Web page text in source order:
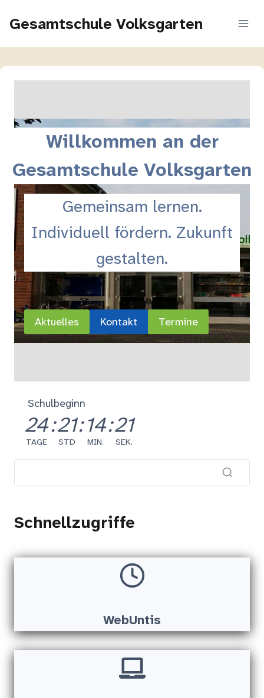
Inhalt
Gesamtschule Volksgarten
Willkommen an der
Gesamtschule Volksgarten
Gemeinsam lernen.
Individuell fördern. Zukunft
gestalten.
Aktuelles Kontakt Termine
Schulbeginn
24
TAGE
:21
STD
:14
MIN.
:20
SEK.
Schnellzugriffe
WebUntis